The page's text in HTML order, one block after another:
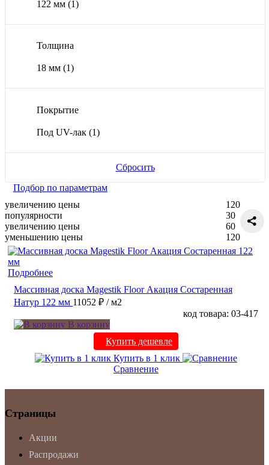
122 мм (1)
Толщина
18 мм (1)
Покрытие
Под UV-лак (1)
Сбросить
Подбор по параметрам
увеличению цены
популярности
увеличению цены
уменьшению цены
120
30
60
120
Подробнее
Массивная доска Magestik Floor Акация Состаренная
Натур 122 мм 11052 ₽ / м2
код товара: 03-417
В корзину
Купить дешевле
Купить в 1 клик
Сравнение
Страницы
Акции
Распродажи